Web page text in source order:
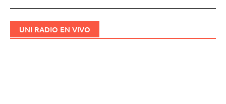
UNI RADIO EN VIVO